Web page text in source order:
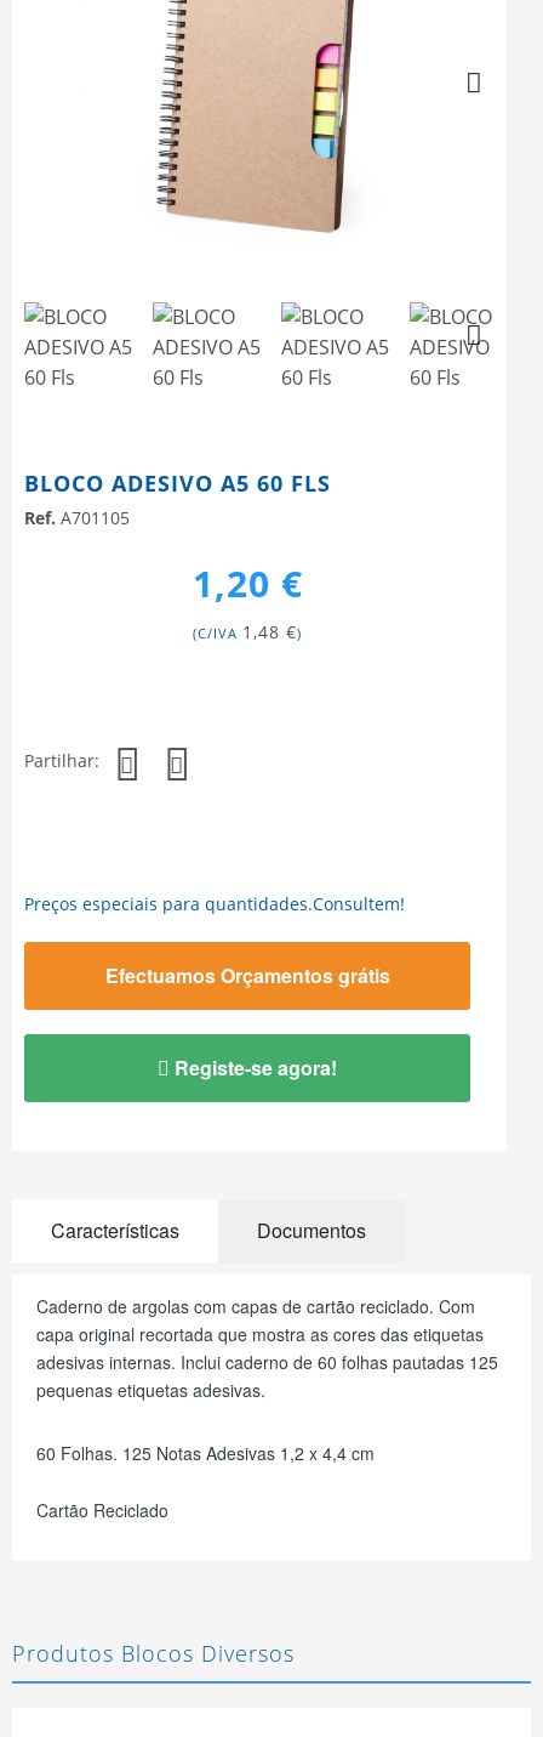
Next
BLOCO ADESIVO A5 60 FLS
Ref. A701105
1,20 €
(C/IVA 1,48 €)
Partilhar:
Preços especiais para quantidades.Consultem!
Efectuamos Orçamentos grátis
Registe-se agora!
Características Documentos
Caderno de argolas com capas de cartão reciclado. Com
capa original recortada que mostra as cores das etiquetas
adesivas internas. Inclui caderno de 60 folhas pautadas 125
pequenas etiquetas adesivas.
60 Folhas. 125 Notas Adesivas 1,2 x 4,4 cm
Cartão Reciclado
Produtos Blocos Diversos